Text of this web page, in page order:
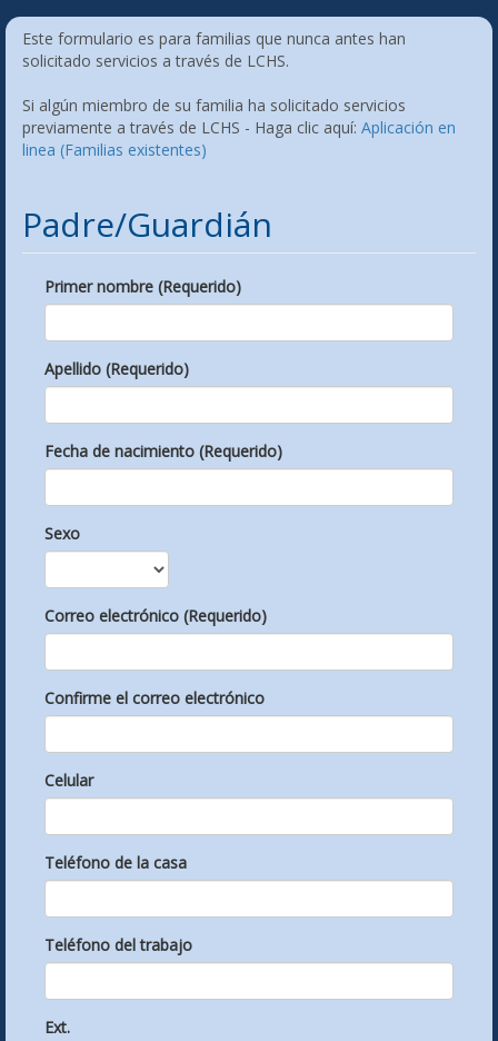
Este formulario es para familias que nunca antes han
solicitado servicios a través de LCHS.
Si algún miembro de su familia ha solicitado servicios
previamente a través de LCHS - Haga clic aquí: Aplicación en
linea (Familias existentes)
Padre/Guardián
Primer nombre (Requerido)
Apellido (Requerido)
Fecha de nacimiento (Requerido)
Sexo
Correo electrónico (Requerido)
Confirme el correo electrónico
Celular
Teléfono de la casa
Teléfono del trabajo
Ext.